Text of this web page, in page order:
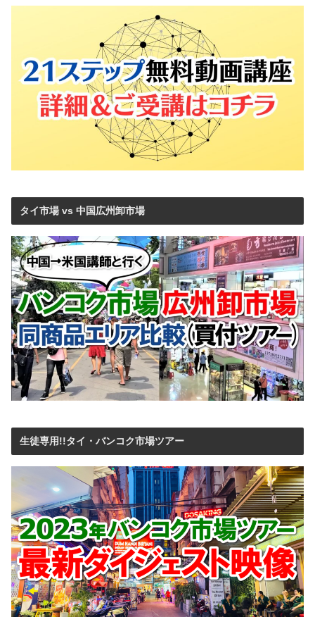
タイ市場 vs 中国広州卸市場
生徒専用!!タイ・バンコク市場ツアー